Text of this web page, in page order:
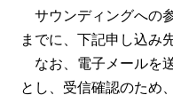
サウンディングへの
までに、下記申し込み
なお、電子メールを
とし、受信確認のため